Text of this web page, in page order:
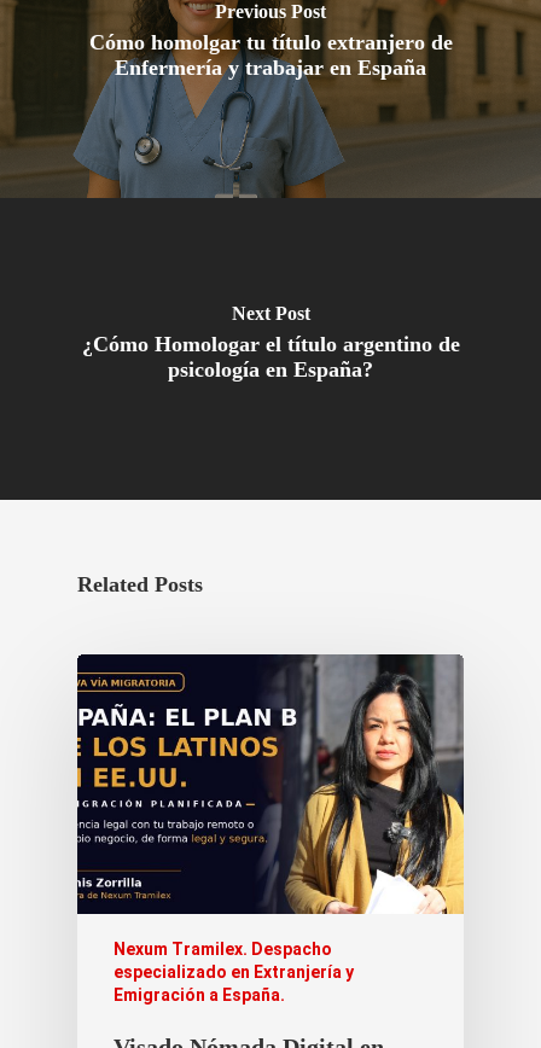
Previous Post
Cómo homolgar tu título extranjero de
Enfermería y trabajar en España
Next Post
¿Cómo Homologar el título argentino de
psicología en España?
Related Posts
Nexum Tramilex. Despacho
especializado en Extranjería y
Emigración a España.